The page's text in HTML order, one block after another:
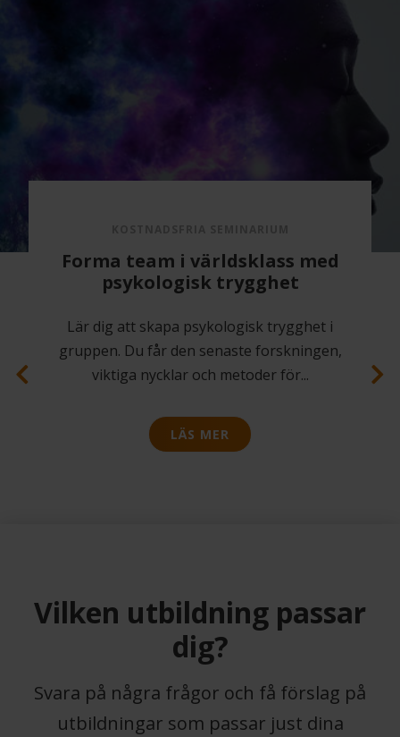
Forma team i världsklass med
psykologisk trygghet
Lär dig att skapa psykologisk trygghet i
gruppen. Du får den senaste forskningen,
viktiga nycklar och metoder för...
LÄS MER
Vilken utbildning passar
dig?
Svara på några frågor och få förslag på
utbildningar som passar just dina